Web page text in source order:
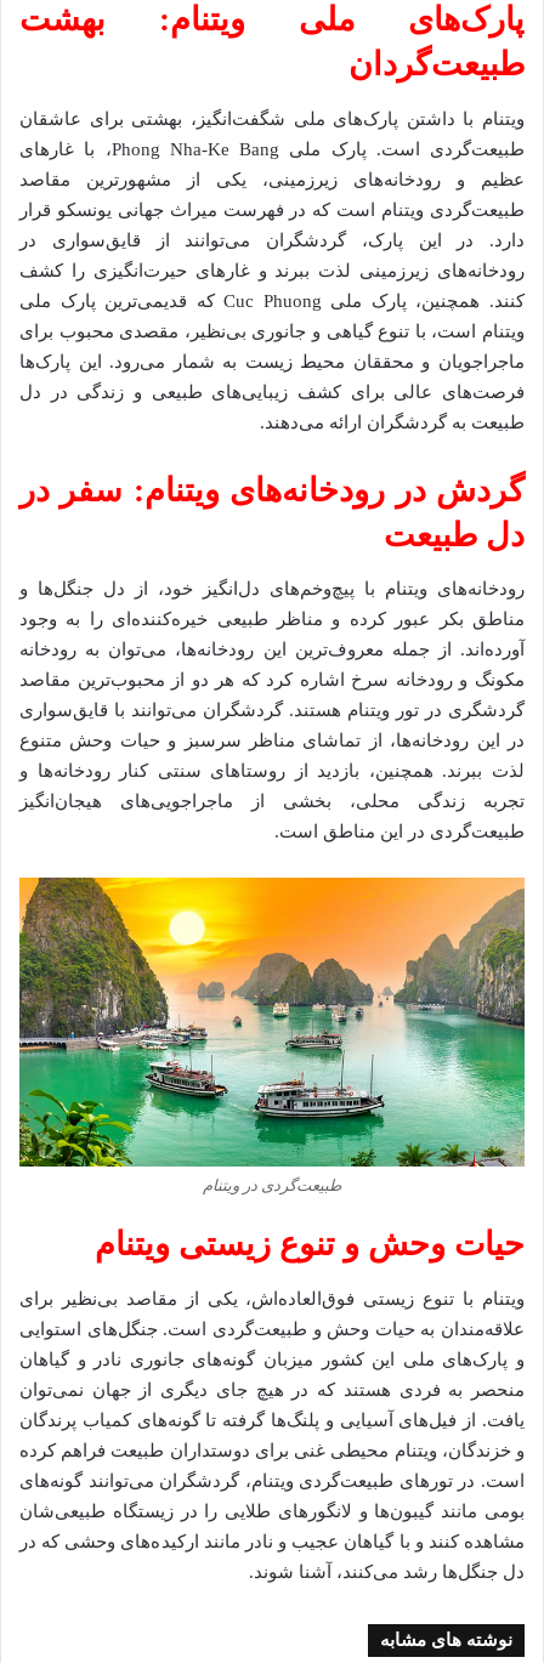
پارک‌های ملی ویتنام: بهشت
طبیعت‌گردان
ویتنام با داشتن پارک‌های ملی شگفت‌انگیز، بهشتی برای عاشقان
طبیعت‌گردی است. پارک ملی Phong Nha-Ke Bang، با غارهای
عظیم و رودخانه‌های زیرزمینی، یکی از مشهورترین مقاصد
طبیعت‌گردی ویتنام است که در فهرست میراث جهانی یونسکو قرار
دارد. در این پارک، گردشگران می‌توانند از قایق‌سواری در
رودخانه‌های زیرزمینی لذت ببرند و غارهای حیرت‌انگیزی را کشف
کنند. همچنین، پارک ملی Cuc Phuong که قدیمی‌ترین پارک ملی
ویتنام است، با تنوع گیاهی و جانوری بی‌نظیر، مقصدی محبوب برای
ماجراجویان و محققان محیط زیست به شمار می‌رود. این پارک‌ها
فرصت‌های عالی برای کشف زیبایی‌های طبیعی و زندگی در دل
طبیعت به گردشگران ارائه می‌دهند.
گردش در رودخانه‌های ویتنام: سفر در
دل طبیعت
رودخانه‌های ویتنام با پیچ‌و‌خم‌های دل‌انگیز خود، از دل جنگل‌ها و
مناطق بکر عبور کرده و مناظر طبیعی خیره‌کننده‌ای را به وجود
آورده‌اند. از جمله معروف‌ترین این رودخانه‌ها، می‌توان به رودخانه
مکونگ و رودخانه سرخ اشاره کرد که هر دو از محبوب‌ترین مقاصد
گردشگری در تور ویتنام هستند. گردشگران می‌توانند با قایق‌سواری
در این رودخانه‌ها، از تماشای مناظر سرسبز و حیات وحش متنوع
لذت ببرند. همچنین، بازدید از روستاهای سنتی کنار رودخانه‌ها و
تجربه زندگی محلی، بخشی از ماجراجویی‌های هیجان‌انگیز
طبیعت‌گردی در این مناطق است.
طبیعت‌گردی در ویتنام
حیات وحش و تنوع زیستی ویتنام
ویتنام با تنوع زیستی فوق‌العاده‌اش، یکی از مقاصد بی‌نظیر برای
علاقه‌مندان به حیات وحش و طبیعت‌گردی است. جنگل‌های استوایی
و پارک‌های ملی این کشور میزبان گونه‌های جانوری نادر و گیاهان
منحصر به فردی هستند که در هیچ جای دیگری از جهان نمی‌توان
یافت. از فیل‌های آسیایی و پلنگ‌ها گرفته تا گونه‌های کمیاب پرندگان
و خزندگان، ویتنام محیطی غنی برای دوستداران طبیعت فراهم کرده
است. در تورهای طبیعت‌گردی ویتنام، گردشگران می‌توانند گونه‌های
بومی مانند گیبون‌ها و لانگورهای طلایی را در زیستگاه طبیعی‌شان
مشاهده کنند و با گیاهان عجیب و نادر مانند ارکیده‌های وحشی که در
دل جنگل‌ها رشد می‌کنند، آشنا شوند.
نوشته های مشابه